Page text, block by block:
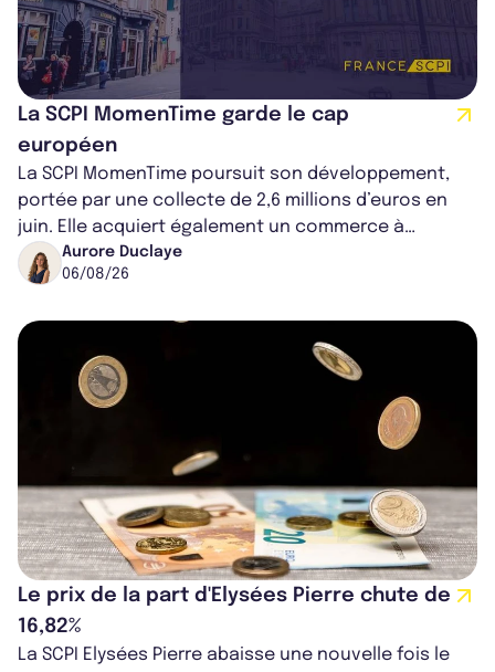
La SCPI MomenTime garde le cap
européen
La SCPI MomenTime poursuit son développement,
portée par une collecte de 2,6 millions d’euros en
juin. Elle acquiert également un commerce à
Worcester, place une plateforme logisti...
Aurore Duclaye
06/08/26
Le prix de la part d'Elysées Pierre chute de
16,82%
La SCPI Elysées Pierre abaisse une nouvelle fois le